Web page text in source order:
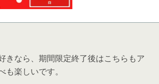
きなら、期間限定終了後はこちらもア
も楽しいです。